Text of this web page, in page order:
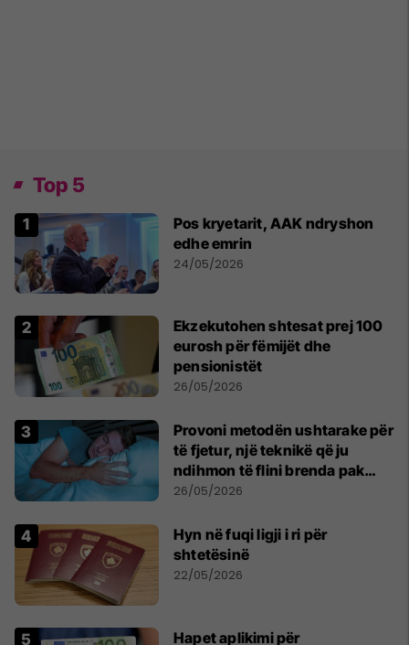
Top 5
Pos kryetarit, AAK ndryshon
edhe emrin
24/05/2026
Ekzekutohen shtesat prej 100
eurosh për fëmijët dhe
pensionistët
26/05/2026
Provoni metodën ushtarake për
të fjetur, një teknikë që ju
ndihmon të flini brenda pak
minutash
26/05/2026
Hyn në fuqi ligji i ri për
shtetësinë
22/05/2026
Hapet aplikimi për